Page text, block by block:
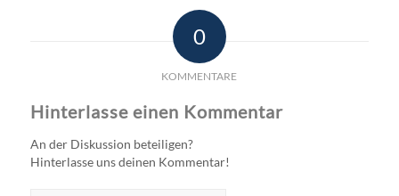
0
KOMMENTARE
Hinterlasse einen Kommentar
An der Diskussion beteiligen?
Hinterlasse uns deinen Kommentar!